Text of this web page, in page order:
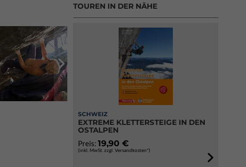
TOUREN IN DER NÄHE
SCHWEIZ
EXTREME KLETTERSTEIGE IN DEN
OSTALPEN
Preis: 19,90 €
(inkl. MwSt. zzgl. Versandkosten*)